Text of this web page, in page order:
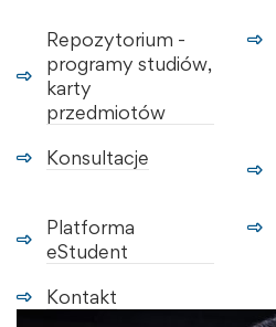
Repozytorium -
programy studiów,
karty
przedmiotów
Konsultacje
Platforma
eStudent
Kontakt